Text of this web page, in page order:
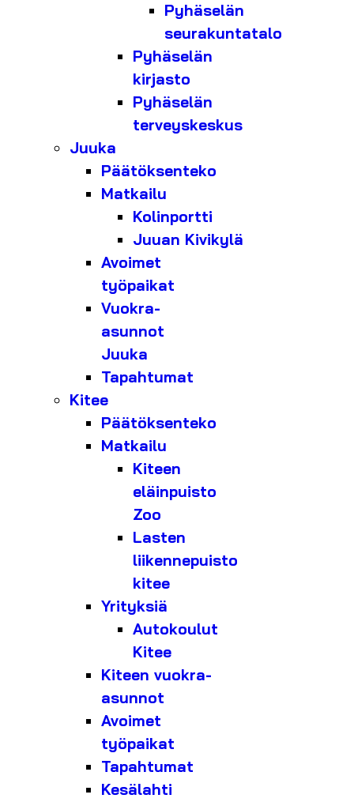
Pyhäselän
seurakuntatalo
Pyhäselän
kirjasto
Pyhäselän
terveyskeskus
Juuka
Päätöksenteko
Matkailu
Kolinportti
Juuan Kivikylä
Avoimet
työpaikat
Vuokra-
asunnot
Juuka
Tapahtumat
Kitee
Päätöksenteko
Matkailu
Kiteen
eläinpuisto
Zoo
Lasten
liikennepuisto
kitee
Yrityksiä
Autokoulut
Kitee
Kiteen vuokra-
asunnot
Avoimet
työpaikat
Tapahtumat
Kesälahti